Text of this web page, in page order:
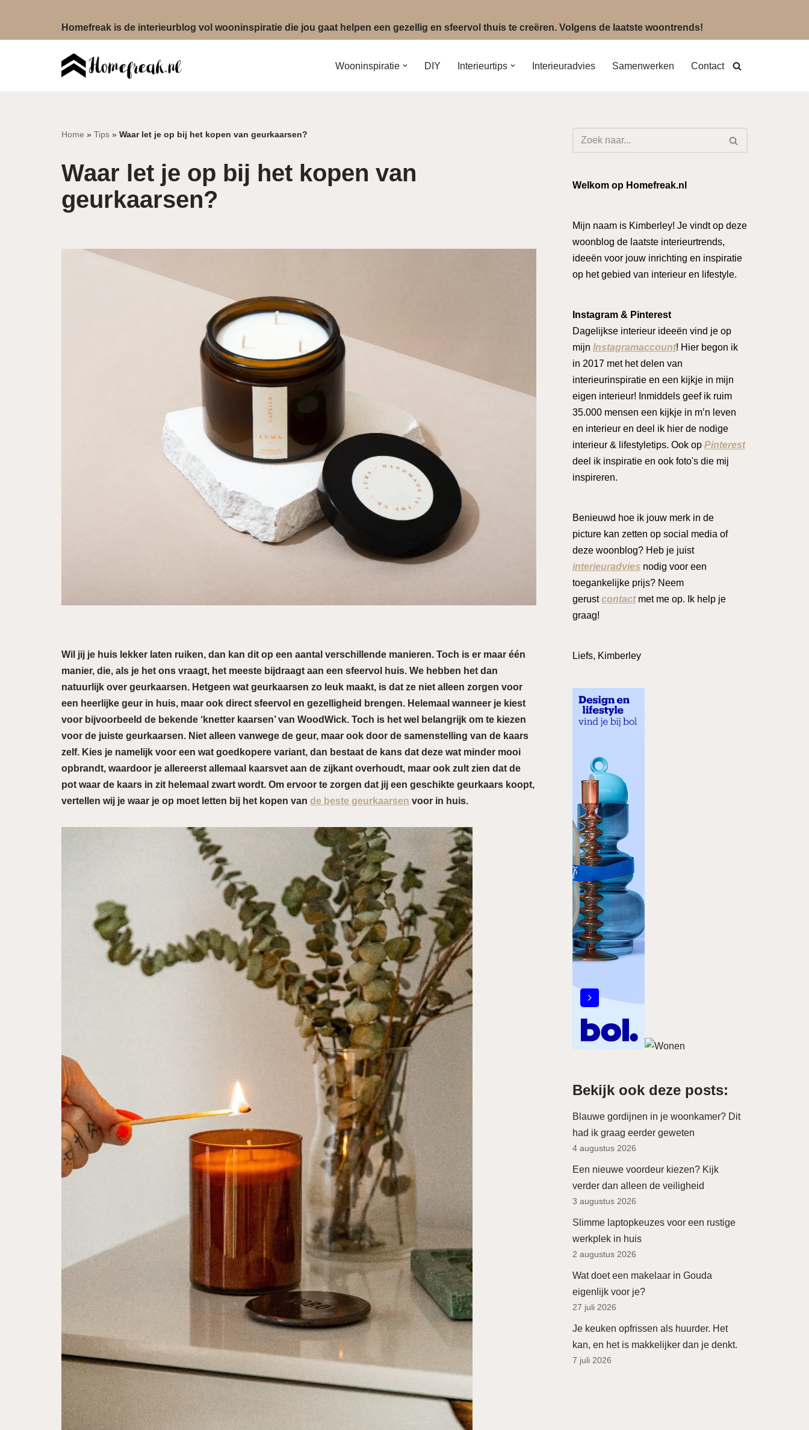
Homefreak is de interieurblog vol wooninspiratie die jou gaat helpen een gezellig en sfeervol thuis te creëren. Volgens de laatste woontrends!
Wooninspiratie DIY Interieurtips Interieuradvies Samenwerken Contact
Home » Tips » Waar let je op bij het kopen van geurkaarsen?
Waar let je op bij het kopen van
geurkaarsen?
Wil jij je huis lekker laten ruiken, dan kan dit op een aantal verschillende manieren. Toch is er maar één
manier, die, als je het ons vraagt, het meeste bijdraagt aan een sfeervol huis. We hebben het dan
natuurlijk over geurkaarsen. Hetgeen wat geurkaarsen zo leuk maakt, is dat ze niet alleen zorgen voor
een heerlijke geur in huis, maar ook direct sfeervol en gezelligheid brengen. Helemaal wanneer je kiest
voor bijvoorbeeld de bekende ‘knetter kaarsen’ van WoodWick. Toch is het wel belangrijk om te kiezen
voor de juiste geurkaarsen. Niet alleen vanwege de geur, maar ook door de samenstelling van de kaars
zelf. Kies je namelijk voor een wat goedkopere variant, dan bestaat de kans dat deze wat minder mooi
opbrandt, waardoor je allereerst allemaal kaarsvet aan de zijkant overhoudt, maar ook zult zien dat de
pot waar de kaars in zit helemaal zwart wordt. Om ervoor te zorgen dat jij een geschikte geurkaars koopt,
vertellen wij je waar je op moet letten bij het kopen van de beste geurkaarsen voor in huis.
Welkom op Homefreak.nl
Mijn naam is Kimberley! Je vindt op deze
woonblog de laatste interieurtrends,
ideeën voor jouw inrichting en inspiratie
op het gebied van interieur en lifestyle.
Instagram & Pinterest
Dagelijkse interieur ideeën vind je op
mijn Instagramaccount! Hier begon ik
in 2017 met het delen van
interieurinspiratie en een kijkje in mijn
eigen interieur! Inmiddels geef ik ruim
35.000 mensen een kijkje in m’n leven
en interieur en deel ik hier de nodige
interieur & lifestyletips. Ook op Pinterest
deel ik inspiratie en ook foto's die mij
inspireren.
Benieuwd hoe ik jouw merk in de
picture kan zetten op social media of
deze woonblog? Heb je juist
interieuradvies nodig voor een
toegankelijke prijs? Neem
gerustcontactmet me op. Ik help je
graag!
Liefs, Kimberley
Bekijk ook deze posts:
Blauwe gordijnen in je woonkamer? Dit
had ik graag eerder geweten
4 augustus 2026
Een nieuwe voordeur kiezen? Kijk
verder dan alleen de veiligheid
3 augustus 2026
Slimme laptopkeuzes voor een rustige
werkplek in huis
2 augustus 2026
Wat doet een makelaar in Gouda
eigenlijk voor je?
27 juli 2026
Je keuken opfrissen als huurder. Het
kan, en het is makkelijker dan je denkt.
7 juli 2026